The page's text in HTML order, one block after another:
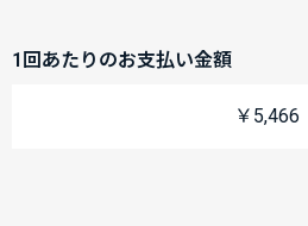
1回あたりのお支払い金額
￥5,466